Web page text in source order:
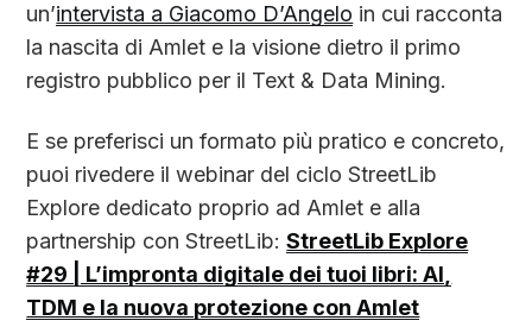
un’intervista a Giacomo D’Angelo in cui racconta
la nascita di Amlet e la visione dietro il primo
registro pubblico per il Text & Data Mining.
E se preferisci un formato più pratico e concreto,
puoi rivedere il webinar del ciclo StreetLib
Explore dedicato proprio ad Amlet e alla
partnership con StreetLib:StreetLib Explore
#29 | L’impronta digitale dei tuoi libri: AI,
TDM e la nuova protezione con Amlet